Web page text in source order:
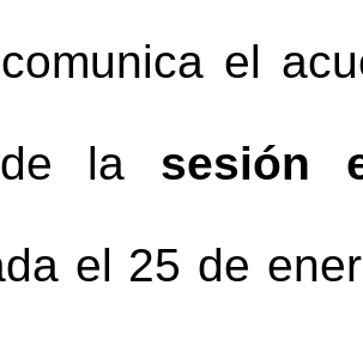
el
la
el 25 de